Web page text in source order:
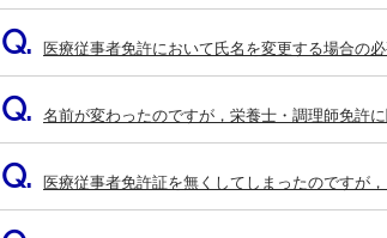
Q. 医療従事者免許において氏名を変更する場合の
Q. 名前が変わったのですが，栄養士・調理師免許
Q. 医療従事者免許証を無くしてしまったのですが，